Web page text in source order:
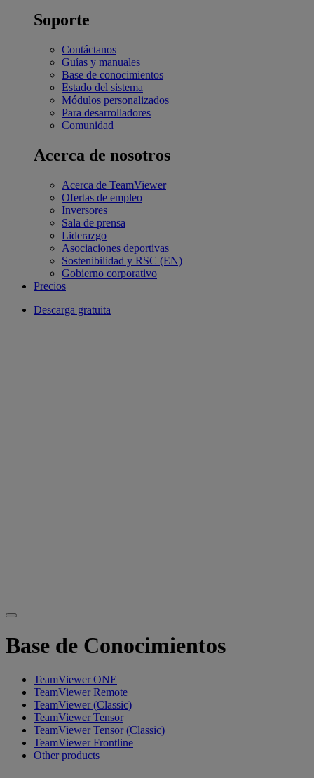
Soporte
Contáctanos
Guías y manuales
Base de conocimientos
Estado del sistema
Módulos personalizados
Para desarrolladores
Comunidad
Acerca de nosotros
Acerca de TeamViewer
Ofertas de empleo
Inversores
Sala de prensa
Liderazgo
Asociaciones deportivas
Sostenibilidad y RSC (EN)
Gobierno corporativo
Precios
Descarga gratuita
Base de Conocimientos
TeamViewer ONE
TeamViewer Remote
TeamViewer (Classic)
TeamViewer Tensor
TeamViewer Tensor (Classic)
TeamViewer Frontline
Other products